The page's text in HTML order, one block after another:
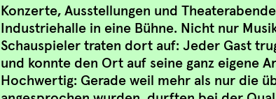
Konzerte, Ausstellungen und
Industriehalle in eine Bühne. Nicht nur
Schauspieler traten dort auf: Jeder Gast
und konnte den Ort auf seine ganz eigene
Hochwertig: Gerade weil mehr als nur die